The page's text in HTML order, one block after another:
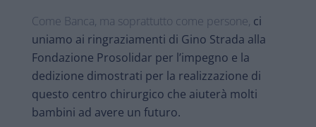
Come Banca, ma soprattutto come persone, ci
uniamo ai ringraziamenti di Gino Strada alla
Fondazione Prosolidar per l’impegno e la
dedizione dimostrati per la realizzazione di
questo centro chirurgico che aiuterà molti
bambini ad avere un futuro.